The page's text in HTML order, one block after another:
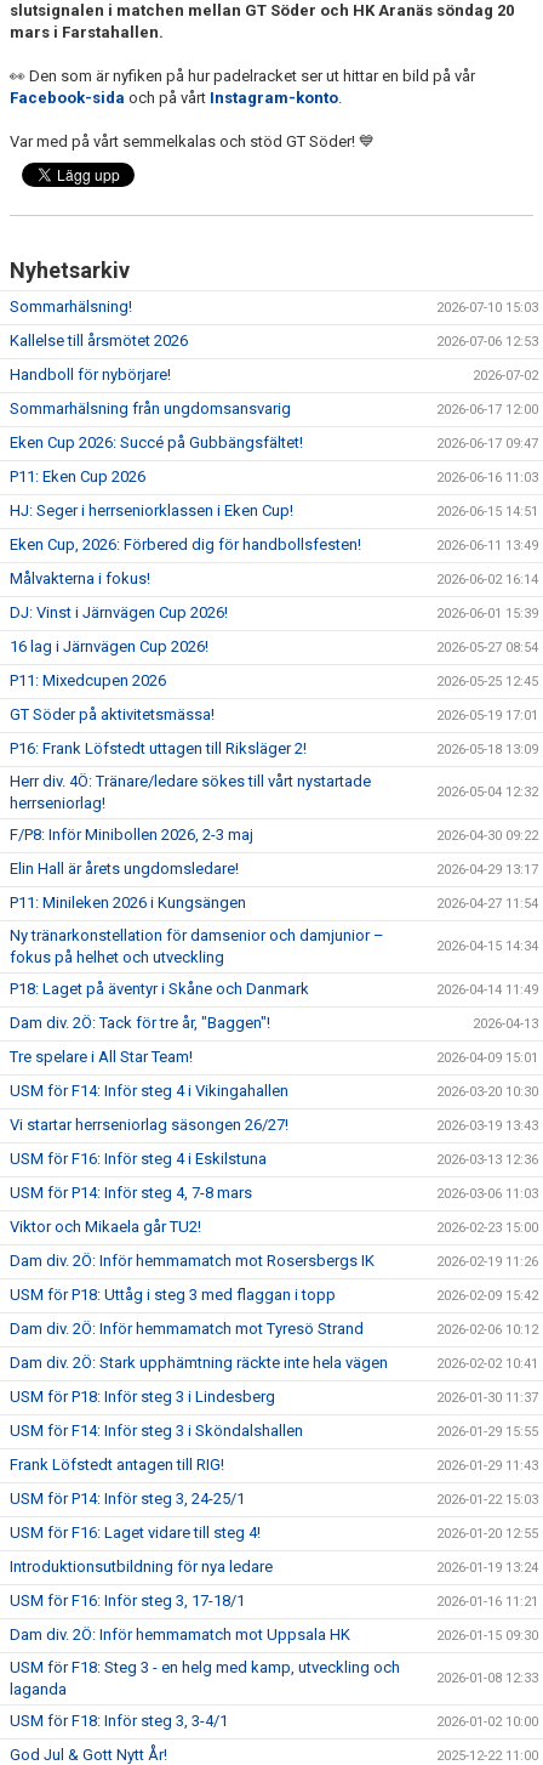
slutsignalen i matchen mellan GT Söder och HK Aranäs söndag 20
mars i Farstahallen.
👀 Den som är nyfiken på hur padelracket ser ut hittar en bild på vår
Facebook-sida och på vårt Instagram-konto.
Var med på vårt semmelkalas och stöd GT Söder! 💙
Nyhetsarkiv
Sommarhälsning! 2026-07-10 15:03
Kallelse till årsmötet 2026 2026-07-06 12:53
Handboll för nybörjare! 2026-07-02
Sommarhälsning från ungdomsansvarig 2026-06-17 12:00
Eken Cup 2026: Succé på Gubbängsfältet! 2026-06-17 09:47
P11: Eken Cup 2026 2026-06-16 11:03
HJ: Seger i herrseniorklassen i Eken Cup! 2026-06-15 14:51
Eken Cup, 2026: Förbered dig för handbollsfesten! 2026-06-11 13:49
Målvakterna i fokus! 2026-06-02 16:14
DJ: Vinst i Järnvägen Cup 2026! 2026-06-01 15:39
16 lag i Järnvägen Cup 2026! 2026-05-27 08:54
P11: Mixedcupen 2026 2026-05-25 12:45
GT Söder på aktivitetsmässa! 2026-05-19 17:01
P16: Frank Löfstedt uttagen till Riksläger 2! 2026-05-18 13:09
Herr div. 4Ö: Tränare/ledare sökes till vårt nystartade
herrseniorlag!
2026-05-04 12:32
F/P8: Inför Minibollen 2026, 2-3 maj 2026-04-30 09:22
Elin Hall är årets ungdomsledare! 2026-04-29 13:17
P11: Minileken 2026 i Kungsängen 2026-04-27 11:54
Ny tränarkonstellation för damsenior och damjunior –
fokus på helhet och utveckling
2026-04-15 14:34
P18: Laget på äventyr i Skåne och Danmark 2026-04-14 11:49
Dam div. 2Ö: Tack för tre år, "Baggen"! 2026-04-13
Tre spelare i All Star Team! 2026-04-09 15:01
USM för F14: Inför steg 4 i Vikingahallen 2026-03-20 10:30
Vi startar herrseniorlag säsongen 26/27! 2026-03-19 13:43
USM för F16: Inför steg 4 i Eskilstuna 2026-03-13 12:36
USM för P14: Inför steg 4, 7-8 mars 2026-03-06 11:03
Viktor och Mikaela går TU2! 2026-02-23 15:00
Dam div. 2Ö: Inför hemmamatch mot Rosersbergs IK 2026-02-19 11:26
USM för P18: Uttåg i steg 3 med flaggan i topp 2026-02-09 15:42
Dam div. 2Ö: Inför hemmamatch mot Tyresö Strand 2026-02-06 10:12
Dam div. 2Ö: Stark upphämtning räckte inte hela vägen 2026-02-02 10:41
USM för P18: Inför steg 3 i Lindesberg 2026-01-30 11:37
USM för F14: Inför steg 3 i Sköndalshallen 2026-01-29 15:55
Frank Löfstedt antagen till RIG! 2026-01-29 11:43
USM för P14: Inför steg 3, 24-25/1 2026-01-22 15:03
USM för F16: Laget vidare till steg 4! 2026-01-20 12:55
Introduktionsutbildning för nya ledare 2026-01-19 13:24
USM för F16: Inför steg 3, 17-18/1 2026-01-16 11:21
Dam div. 2Ö: Inför hemmamatch mot Uppsala HK 2026-01-15 09:30
USM för F18: Steg 3 - en helg med kamp, utveckling och
laganda
2026-01-08 12:33
USM för F18: Inför steg 3, 3-4/1 2026-01-02 10:00
God Jul & Gott Nytt År! 2025-12-22 11:00